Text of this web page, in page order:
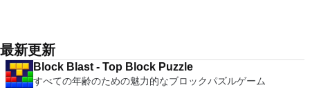
最新更新
Block Blast - Top Block Puzzle
すべての年齢のための魅力的なブロックパズルゲーム